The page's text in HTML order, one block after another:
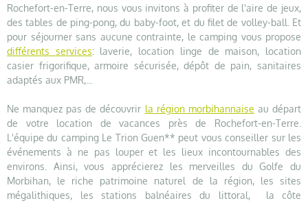
Rochefort-en-Terre, nous vous invitons à profiter de l'aire de jeux,
des tables de ping-pong, du baby-foot, et du filet de volley-ball. Et
pour séjourner sans aucune contrainte, le camping vous propose
différents services: laverie, location linge de maison, location
casier frigorifique, armoire sécurisée, dépôt de pain, sanitaires
adaptés aux PMR,...
Ne manquez pas de découvrir la région morbihannaise au départ
de votre location de vacances près de Rochefort-en-Terre.
L'équipe du camping Le Trion Guen** peut vous conseiller sur les
événements à ne pas louper et les lieux incontournables des
environs. Ainsi, vous apprécierez les merveilles du Golfe du
Morbihan, le riche patrimoine naturel de la région, les sites
mégalithiques, les stations balnéaires du littoral, la côte